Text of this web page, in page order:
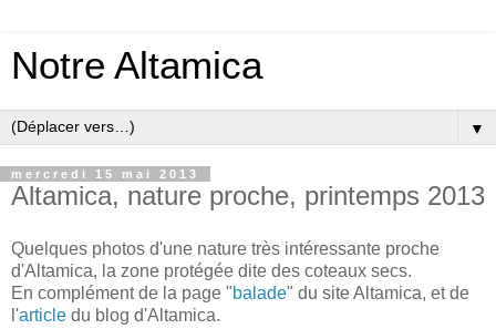
Notre Altamica
▼
mercredi 15 mai 2013
Altamica, nature proche, printemps 2013
Quelques photos d'une nature très intéressante proche
d'Altamica, la zone protégée dite des coteaux secs.
En complément de la page "balade" du site Altamica, et de
l'article du blog d'Altamica.